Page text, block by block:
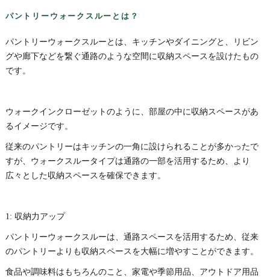
パントリーウォークスルーとは？
パントリーウォークスルーとは、キッチンやダイニングと、リビン
グや廊下などを繋ぐ通路のような空間に収納スペースを設けたもの
です。
ウォークインクローゼットのように、部屋の中に収納スペースがあ
るイメージです。
従来のパントリーはキッチンの一角に設けられることが多かったで
すが、ウォークスルータイプは通路の一部を活用するため、より
広々とした収納スペースを確保できます。
1: 収納力アップ
パントリーウォークスルーは、通路スペースを活用するため、従来
のパントリーよりも収納スペースを大幅に増やすことができます。
食品や調味料はもちろんのこと、家電や季節用品、アウトドア用品